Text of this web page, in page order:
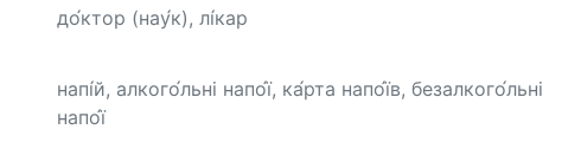
до́ктор (нау́к), лі́кар
напі́й, алкого́льні напо́ї, ка́рта напо́їв, безалкого́льні
напо́ї